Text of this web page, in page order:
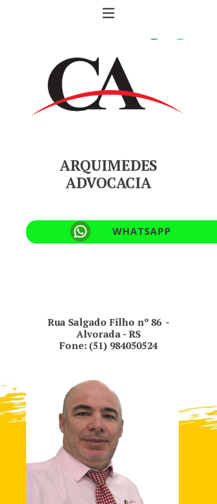
ARQUIMEDES
ADVOCACIA
WHATSAPP
Rua Salgado Filho nº 86 -
Alvorada - RS
Fone: (51) 984050524